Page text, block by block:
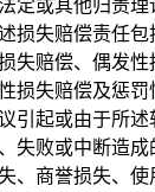
定或其他归责
损失赔偿责任
失赔偿、偶发
损失赔偿及惩
引起或由于所述
失败或中断造
、商誉损失、